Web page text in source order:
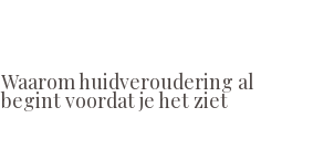
Waarom huidveroudering al
begint voordat je het ziet